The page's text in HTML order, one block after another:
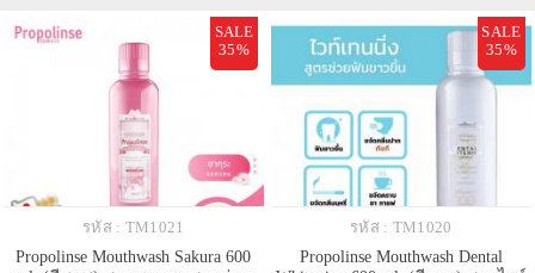
SALE
35%
รหัส : TM1021
Propolinse Mouthwash Sakura 600
SALE
35%
รหัส : TM1020
Propolinse Mouthwash Dental